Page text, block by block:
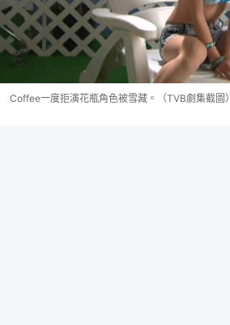
Coffee一度拒演花瓶角色被雪藏。（TVB劇集截圖）